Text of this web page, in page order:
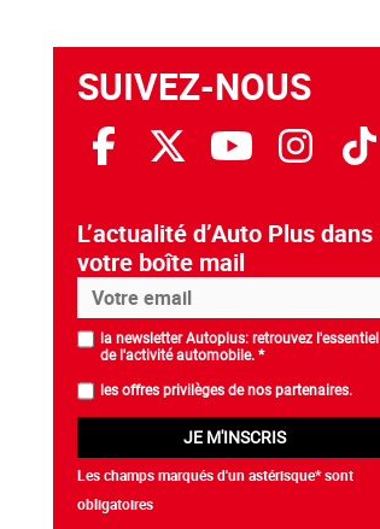
SUIVEZ-NOUS
L’actualité d’Auto Plus dans
votre boîte mail
la newsletter Autoplus: retrouvez l'essentiel
de l'activité automobile. *
les offres privilèges de nos partenaires.
JE M'INSCRIS
Les champs marqués d'un astérisque* sont
obligatoires